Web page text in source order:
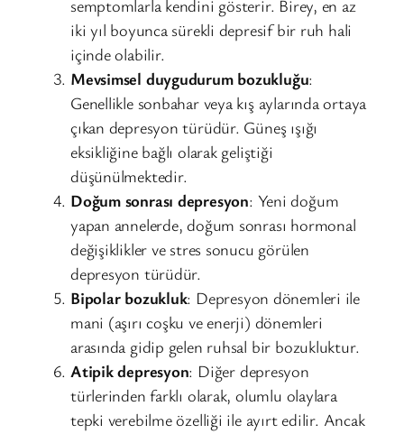
semptomlarla kendini gösterir. Birey, en az
iki yıl boyunca sürekli depresif bir ruh hali
içinde olabilir.
Mevsimsel duygudurum bozukluğu:
Genellikle sonbahar veya kış aylarında ortaya
çıkan depresyon türüdür. Güneş ışığı
eksikliğine bağlı olarak geliştiği
düşünülmektedir.
Doğum sonrası depresyon: Yeni doğum
yapan annelerde, doğum sonrası hormonal
değişiklikler ve stres sonucu görülen
depresyon türüdür.
Bipolar bozukluk: Depresyon dönemleri ile
mani (aşırı coşku ve enerji) dönemleri
arasında gidip gelen ruhsal bir bozukluktur.
Atipik depresyon: Diğer depresyon
türlerinden farklı olarak, olumlu olaylara
tepki verebilme özelliği ile ayırt edilir. Ancak